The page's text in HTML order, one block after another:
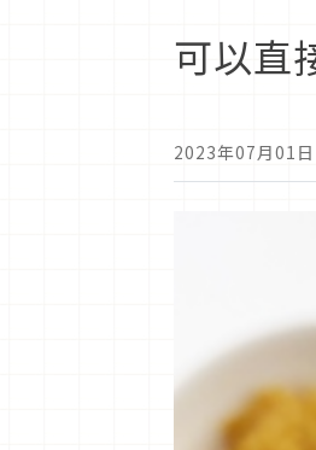
可以直
2023年07月01日